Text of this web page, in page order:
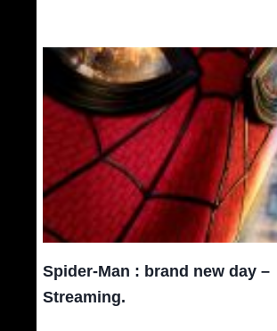
Spider-Man : brand new day –
Streaming.